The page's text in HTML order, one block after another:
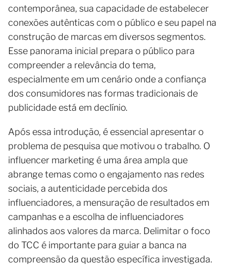
contemporânea, sua capacidade de estabelecer
conexões autênticas com o público e seu papel na
construção de marcas em diversos segmentos.
Esse panorama inicial prepara o público para
compreender a relevância do tema,
especialmente em um cenário onde a confiança
dos consumidores nas formas tradicionais de
publicidade está em declínio.
Após essa introdução, é essencial apresentar o
problema de pesquisa que motivou o trabalho. O
influencer marketing é uma área ampla que
abrange temas como o engajamento nas redes
sociais, a autenticidade percebida dos
influenciadores, a mensuração de resultados em
campanhas e a escolha de influenciadores
alinhados aos valores da marca. Delimitar o foco
do TCC é importante para guiar a banca na
compreensão da questão específica investigada.